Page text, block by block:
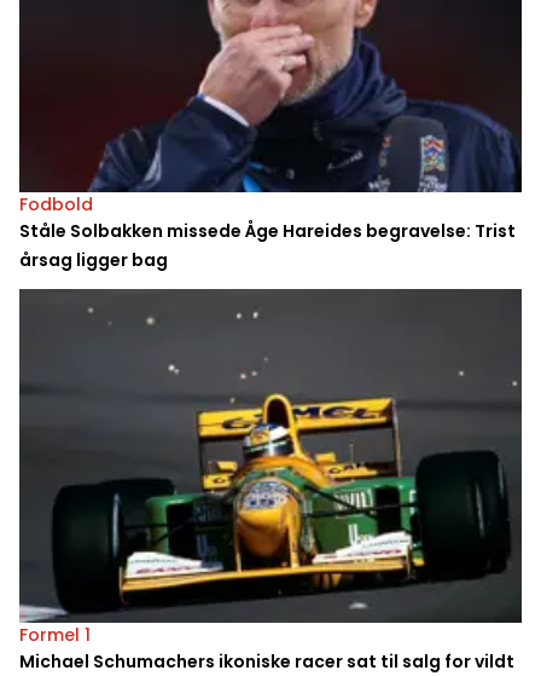
Fodbold
Ståle Solbakken missede Åge Hareides begravelse: Trist
årsag ligger bag
Formel 1
Michael Schumachers ikoniske racer sat til salg for vildt